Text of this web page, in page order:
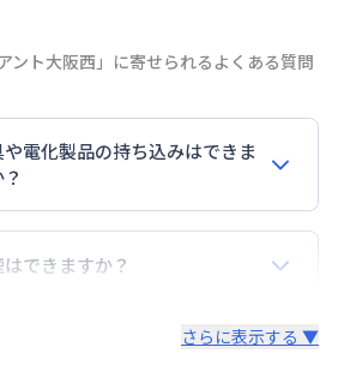
更新日より14日以内
年7月26日
ント大阪西」に寄せられるよくある質問
や電化製品の持ち込みはできま
ます。
して部屋に備え付けの家具・家電
は当社では責任を負いかねます。
ただいた家具や家電はご退去時に
できますか？
さらに表示する ▼